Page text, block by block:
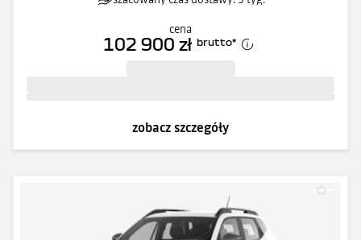
cena
102 900 zł brutto*
zobacz szczegóły